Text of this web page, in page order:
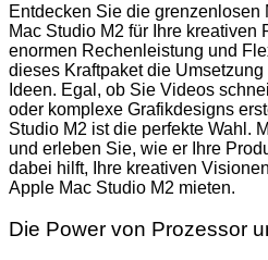
Entdecken Sie die
Mac Studio M2 für Ihre kreativen
enormen Rechenleistung und
dieses Kraftpaket die
Ideen. Egal, ob Sie Videos
oder komplexe Grafikdesigns
Studio M2 ist die perfekte Wahl.
und erleben Sie, wie er Ihre
dabei hilft, Ihre kreativen
Apple Mac Studio M2 mieten.
Die Power von Prozessor